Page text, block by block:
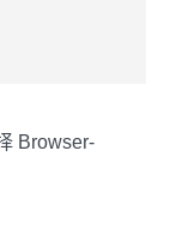
Browser-